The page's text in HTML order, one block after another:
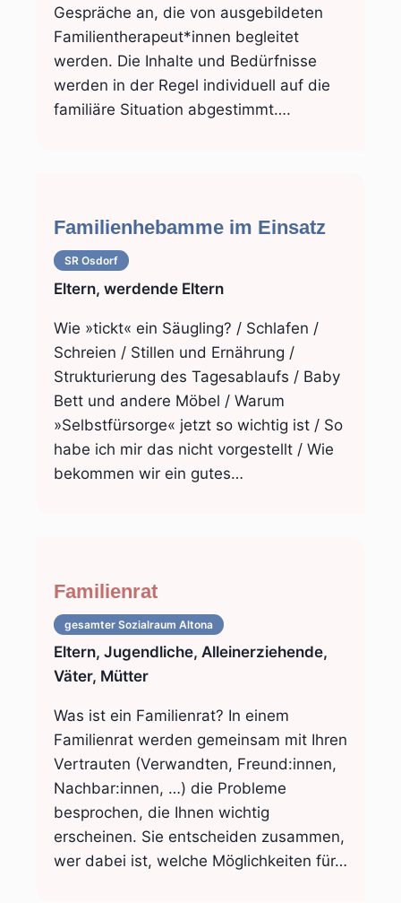
Gespräche an, die von ausgebildeten
Familientherapeut*innen begleitet
werden. Die Inhalte und Bedürfnisse
werden in der Regel individuell auf die
familiäre Situation abgestimmt….
Familienhebamme im Einsatz
SR Osdorf
Eltern, werdende Eltern
Wie »tickt« ein Säugling? / Schlafen /
Schreien / Stillen und Ernährung /
Strukturierung des Tagesablaufs / Baby
Bett und andere Möbel / Warum
»Selbstfürsorge« jetzt so wichtig ist / So
habe ich mir das nicht vorgestellt / Wie
bekommen wir ein gutes…
Familienrat
gesamter Sozialraum Altona
Eltern, Jugendliche, Alleinerziehende,
Väter, Mütter
Was ist ein Familienrat? In einem
Familienrat werden gemeinsam mit Ihren
Vertrauten (Verwandten, Freund:innen,
Nachbar:innen, …) die Probleme
besprochen, die Ihnen wichtig
erscheinen. Sie entscheiden zusammen,
wer dabei ist, welche Möglichkeiten für…